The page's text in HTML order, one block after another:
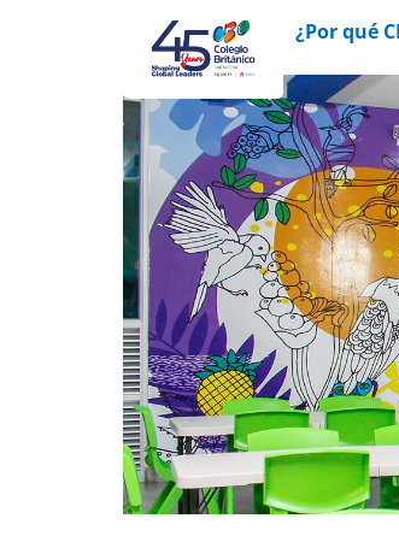
¿Por qué